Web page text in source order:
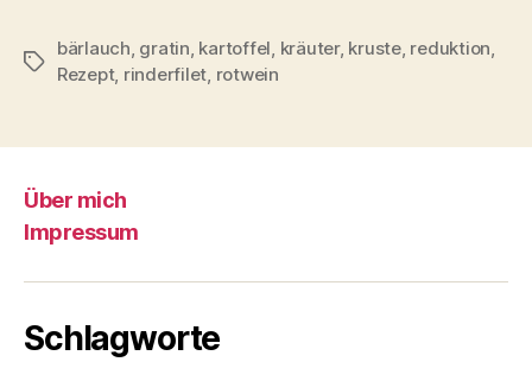
Schlagwörter
bärlauch, gratin, kartoffel, kräuter, kruste, reduktion,
Rezept, rinderfilet, rotwein
Über mich
Impressum
Schlagworte